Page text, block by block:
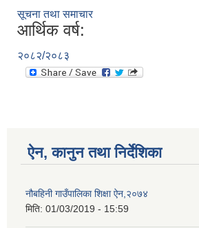
सूचना तथा समाचार
आर्थिक वर्ष:
२०८२/२०८३
ऐन, कानुन तथा निर्देशिका
नौबहिनी गाउँपालिका शिक्षा ऐन,२०७४
मिति: 01/03/2019 - 15:59